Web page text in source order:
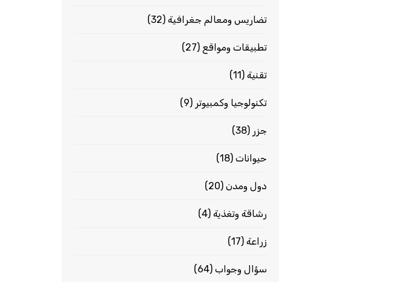
تضاريس ومعالم جغرافية (32)
تطبيقات ومواقع (27)
تقنية (11)
تكنولوجيا وكمبيوتر (9)
جزر (38)
حيوانات (18)
دول ومدن (20)
رشاقة وتغذية (4)
زراعة (17)
سؤال وجواب (64)